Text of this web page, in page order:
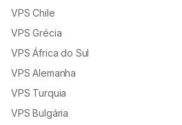
VPS Chile
VPS Grécia
VPS África do Sul
VPS Alemanha
VPS Turquia
VPS Bulgária